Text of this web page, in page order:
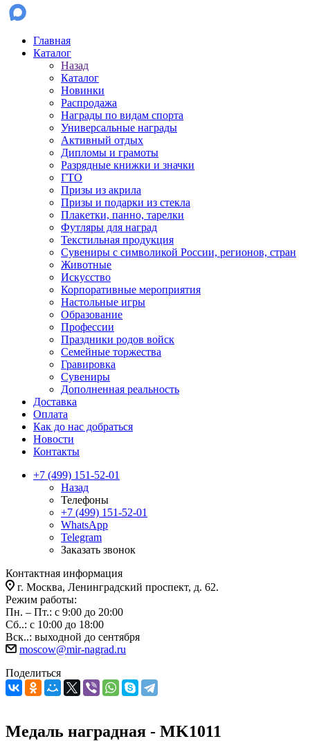
Главная
Каталог
Назад
Каталог
Новинки
Распродажа
Награды по видам спорта
Универсальные награды
Активный отдых
Дипломы и грамоты
Разрядные книжки и значки
ГТО
Призы из акрила
Призы и подарки из стекла
Плакетки, панно, тарелки
Футляры для наград
Текстильная продукция
Сувениры с символикой России, регионов, стран
Животные
Искусство
Корпоративные мероприятия
Настольные игры
Образование
Профессии
Праздники родов войск
Семейные торжества
Гравировка
Сувениры
Дополненная реальность
Доставка
Оплата
Как до нас добраться
Новости
Контакты
+7 (499) 151-52-01
Назад
Телефоны
+7 (499) 151-52-01
WhatsApp
Telegram
Заказать звонок
Контактная информация
г. Москва, Ленинградский проспект, д. 62.
Режим работы:
Пн. – Пт.: с 9:00 до 20:00
Сб..: с 10:00 до 18:00
Вск..: выходной до сентября
moscow@mir-nagrad.ru
Поделиться
Медаль наградная - MK1011